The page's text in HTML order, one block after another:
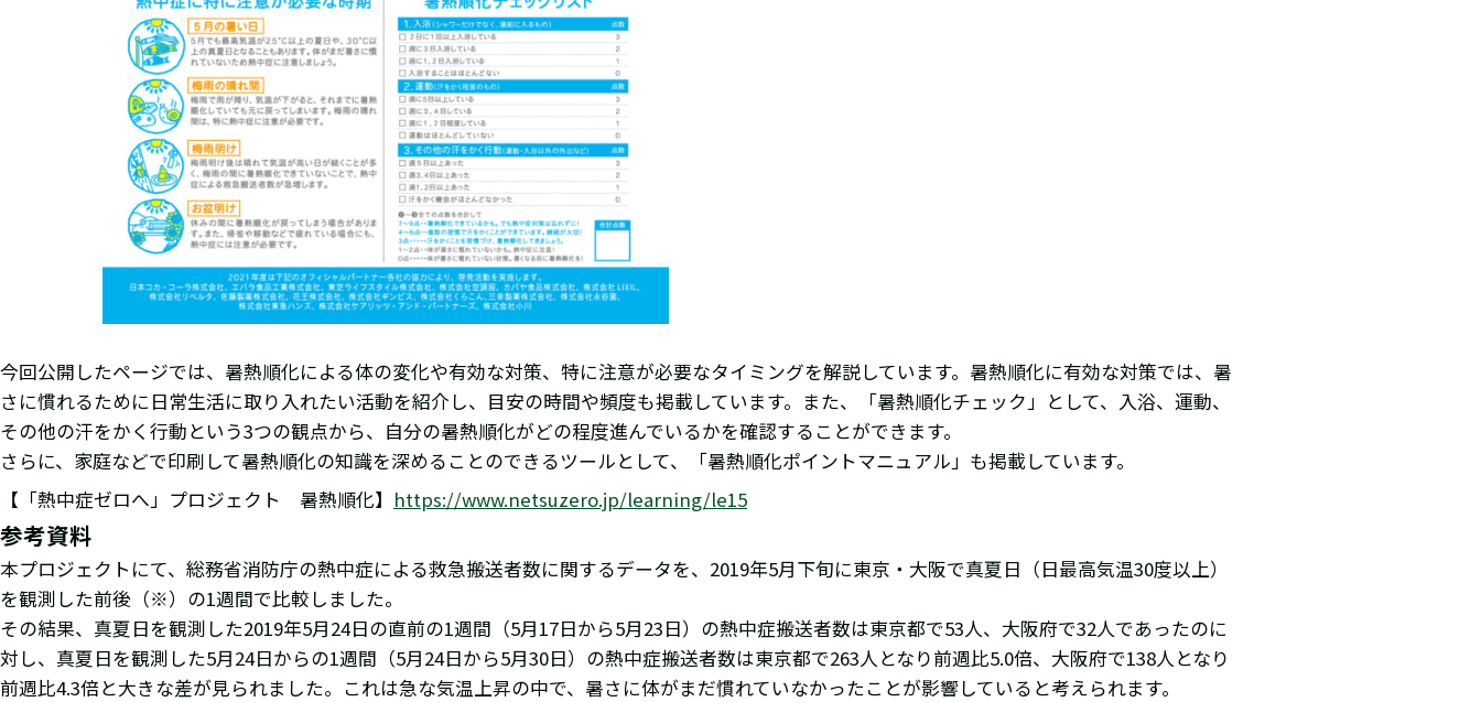
今回公開したページでは、暑熱順化による体の変化や有効な対策、特に注意が必要なタイミングを解説しています。暑熱順化に有効な対策では、暑
さに慣れるために日常生活に取り入れたい活動を紹介し、目安の時間や頻度も掲載しています。また、「暑熱順化チェック」として、入浴、運動、
その他の汗をかく行動という3つの観点から、自分の暑熱順化がどの程度進んでいるかを確認することができます。
さらに、家庭などで印刷して暑熱順化の知識を深めることのできるツールとして、「暑熱順化ポイントマニュアル」も掲載しています。
【「熱中症ゼロへ」プロジェクト 暑熱順化】 https://www.netsuzero.jp/learning/le15
参考資料
本プロジェクトにて、総務省消防庁の熱中症による救急搬送者数に関するデータを、2019年5月下旬に東京・大阪で真夏日（日最高気温30度以上）
を観測した前後（※）の1週間で比較しました。
その結果、真夏日を観測した2019年5月24日の直前の1週間（5月17日から5月23日）の熱中症搬送者数は東京都で53人、大阪府で32人であったのに
対し、真夏日を観測した5月24日からの1週間（5月24日から5月30日）の熱中症搬送者数は東京都で263人となり前週比5.0倍、大阪府で138人となり
前週比4.3倍と大きな差が見られました。これは急な気温上昇の中で、暑さに体がまだ慣れていなかったことが影響していると考えられます。